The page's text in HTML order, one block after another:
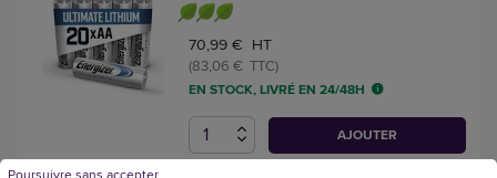
70,99 € HT
(83,06 € TTC)
EN STOCK, LIVRÉ EN 24/48H
AJOUTER
Poursuivre sans accepter